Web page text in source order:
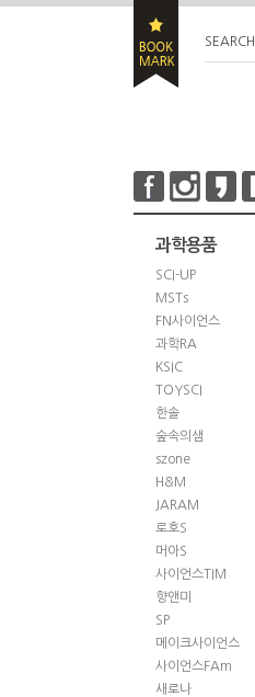
SEARCH
과학용품
SCI-UP
MSTs
FN사이언스
과학RA
KSIC
TOYSCI
한솔
숲속의샘
szone
H&M
JARAM
로호S
머아S
사이언스TIM
향앤미
SP
메이크사이언스
사이언스FAm
새로나